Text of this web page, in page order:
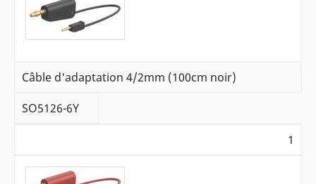
Câble d'adaptation 4/2mm (100cm noir)
SO5126-6Y
1